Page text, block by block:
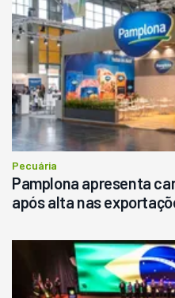
Pecuária
Pamplona apresenta
após alta nas